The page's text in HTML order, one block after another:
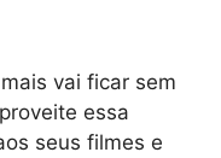
vai ficar sem
essa
seus filmes e